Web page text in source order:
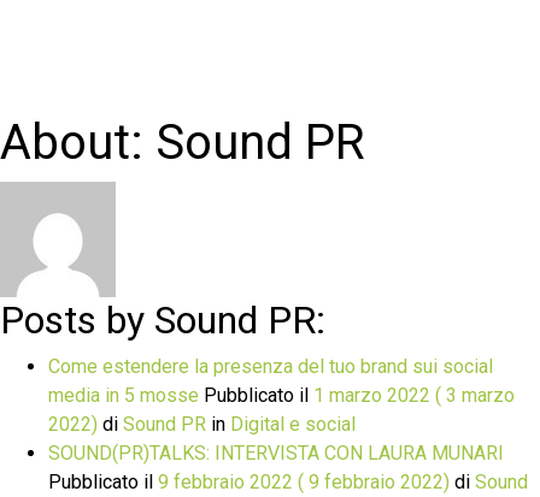
About: Sound PR
Posts by Sound PR:
Come estendere la presenza del tuo brand sui social
media in 5 mosse Pubblicato il 1 marzo 2022 ( 3 marzo
2022) di Sound PR in Digital e social
SOUND(PR)TALKS: INTERVISTA CON LAURA MUNARI
Pubblicato il 9 febbraio 2022 ( 9 febbraio 2022) di Sound